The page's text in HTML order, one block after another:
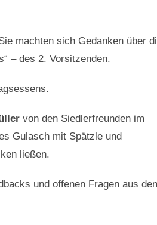
machten sich Gedanken über
– des 2. Vorsitzenden.
von den Siedlerfreunden im
Gulasch mit Spätzle und
ließen.
und offenen Fragen aus den